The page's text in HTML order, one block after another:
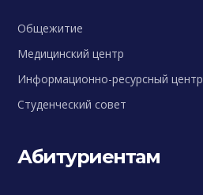
Общежитие
Медицинский центр
Информационно-ресурсный центр
Студенческий совет
Абитуриентам